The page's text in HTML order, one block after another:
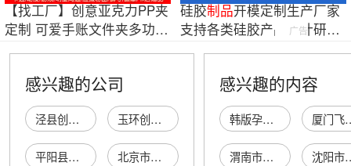
【找工厂】创意亚克力PP夹
定制 可爱手账文件夹多功能
硅胶制品开模定制生产厂家
支持各类硅胶产品设计研发
广告
感兴趣的公司
泾县创意塑料制品商行 玉环创意塑料制品厂
平阳县方翔创意塑料制品厂 北京市通县创意塑料制品厂
感兴趣的内容
韩版孕妇女装夏装 厦门飞亚
渭南市临渭区闫氏老字号下吉饸络店 沈阳市铁